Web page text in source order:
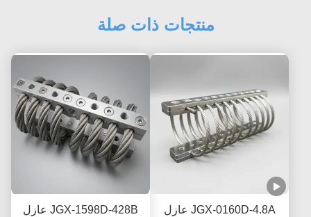
منتجات ذات صلة
JGX-0160D-4.8A عازل
JGX-1598D-428B عازل